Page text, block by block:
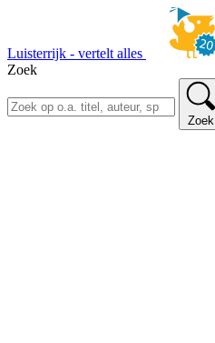
Luisterrijk - vertelt alles
Zoek
Zoek